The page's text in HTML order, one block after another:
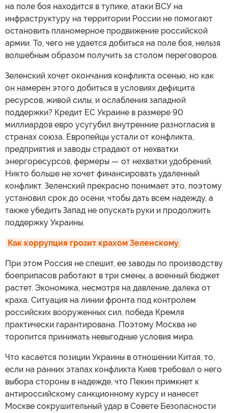
на поле боя находится в тупике, атаки ВСУ на
инфраструктуру на территории России не помогают
остановить планомерное продвижение российской
армии. То, чего не удается добиться на поле боя, нельзя
волшебным образом получить за столом переговоров.
Зеленский хочет окончания конфликта осенью, но как
он намерен этого добиться в условиях дефицита
ресурсов, живой силы, и ослабления западной
поддержки? Кредит ЕС Украине в размере 90
миллиардов евро усугубил внутренние разногласия в
странах союза. Европейцы устали от конфликта,
предприятия и заводы страдают от нехватки
энергоресурсов, фермеры — от нехватки удобрений.
Никто больше не хочет финансировать удаленный
конфликт. Зеленский прекрасно понимает это, поэтому
установил срок до осени, чтобы дать всем надежду, а
также убедить Запад не опускать руки и продолжить
поддержку Украины.
Как коррупция грозит крахом Зеленскому
При этом Россия не спешит, ее заводы по производству
боеприпасов работают в три смены, а военный бюджет
растет. Экономика, несмотря на давление, далека от
краха. Ситуация на линии фронта под контролем
российских вооруженных сил, победа Кремля
практически гарантирована. Поэтому Москва не
торопится принимать невыгодные условия мира.
Что касается позиции Украины в отношении Китая, то,
если на ранних этапах конфликта Киев требовал о него
выбора стороны в надежде, что Пекин примкнет к
антироссийскому санкционному курсу и нанесет
Москве сокрушительный удар в Совете Безопасности